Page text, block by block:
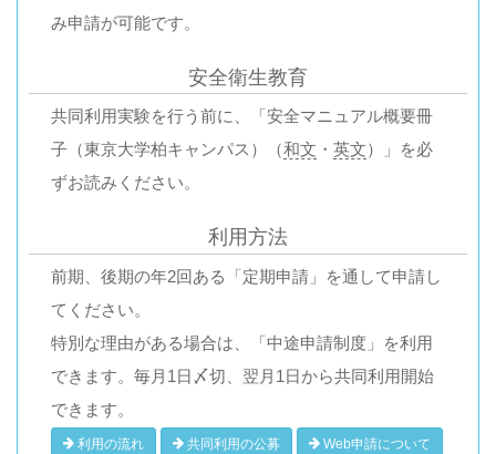
み申請が可能です。
安全衛生教育
共同利用実験を行う前に、「安全マニュアル概要冊
子（東京大学柏キャンパス）（和文 ・ 英文）」を必
ずお読みください。
利用方法
前期、後期の年2回ある「定期申請」を通して申請し
てください。
特別な理由がある場合は、「中途申請制度」を利用
できます。毎月1日〆切、翌月1日から共同利用開始
できます。
利用の流れ 共同利用の公募 Web申請について